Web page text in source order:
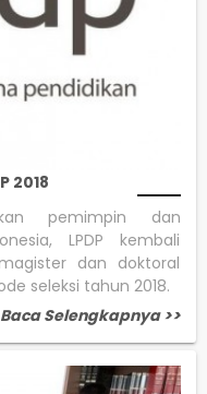
2018
pemimpin dan
LPDP kembali
dan doktoral
seleksi tahun 2018.
Baca Selengkapnya >>